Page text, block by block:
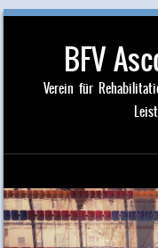
BFV
Verein für
Skip to content